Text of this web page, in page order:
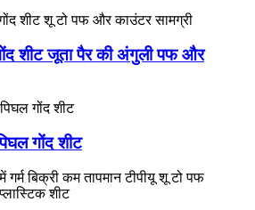
शीट जूता पैर की अंगुली पफ और
गोंद शीट